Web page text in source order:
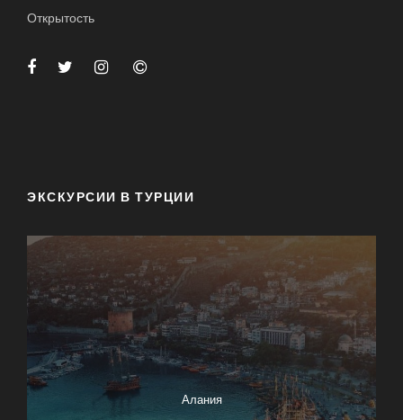
Открытость
ЭКСКУРСИИ В ТУРЦИИ
Алания